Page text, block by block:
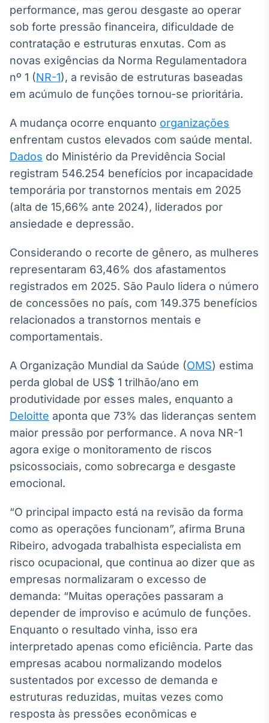
Broadcast
Ticker
Cotações e
headlines de
notícias
Broadcast
Widgets
Componentes
para conteúdos e
funcionalidades
Broadcast
dados para
displays e telas
Broadcast
Curadoria
Soluções de
Tecnologia
Broadcast
Radar
Monitoramento
inteligente de
notícias e
A melhor
plataforma para
analisar fundos
de investimento
no Brasil
IA
Em breve
BroadFast
Em breve
performance, mas gerou desgaste ao operar
sob forte pressão financeira, dificuldade de
contratação e estruturas enxutas. Com as
novas exigências da Norma Regulamentadora
nº 1 (NR-1), a revisão de estruturas baseadas
em acúmulo de funções tornou-se prioritária.
A mudança ocorre enquanto organizações
enfrentam custos elevados com saúde mental.
Dados do Ministério da Previdência Social
registram 546.254 benefícios por incapacidade
temporária por transtornos mentais em 2025
(alta de 15,66% ante 2024), liderados por
ansiedade e depressão.
Considerando o recorte de gênero, as mulheres
representaram 63,46% dos afastamentos
registrados em 2025. São Paulo lidera o número
de concessões no país, com 149.375 benefícios
relacionados a transtornos mentais e
comportamentais.
A Organização Mundial da Saúde (OMS) estima
perda global de US$ 1 trilhão/ano em
produtividade por esses males, enquanto a
Deloitte aponta que 73% das lideranças sentem
maior pressão por performance. A nova NR-1
agora exige o monitoramento de riscos
psicossociais, como sobrecarga e desgaste
emocional.
“O principal impacto está na revisão da forma
como as operações funcionam”, afirma Bruna
Ribeiro, advogada trabalhista especialista em
risco ocupacional, que continua ao dizer que as
empresas normalizaram o excesso de
demanda: “Muitas operações passaram a
depender de improviso e acúmulo de funções.
Enquanto o resultado vinha, isso era
interpretado apenas como eficiência. Parte das
empresas acabou normalizando modelos
sustentados por excesso de demanda e
estruturas reduzidas, muitas vezes como
resposta às pressões econômicas e